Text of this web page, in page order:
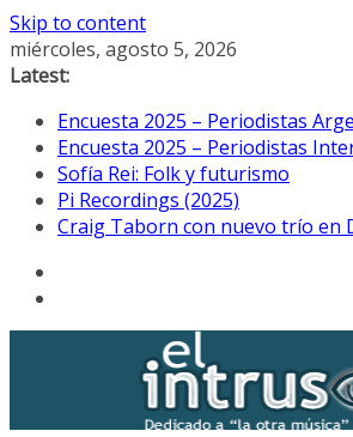
Skip to content
miércoles, agosto 5, 2026
Latest:
Encuesta 2025 – Periodistas
Encuesta 2025 – Periodistas
Sofía Rei: Folk y futurismo
Pi Recordings (2025)
Craig Taborn con nuevo trío en